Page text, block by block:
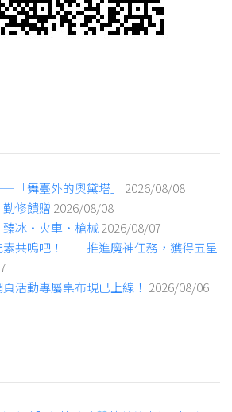
「舞臺外的奧黛塔」
2026/08/08
勤修饋贈 2026/08/08
臻冰·火車·槍械2026/08/07
素共鳴吧！——推進魔神任務，獲得五星
頁活動專屬桌布現已上線！ 2026/08/06